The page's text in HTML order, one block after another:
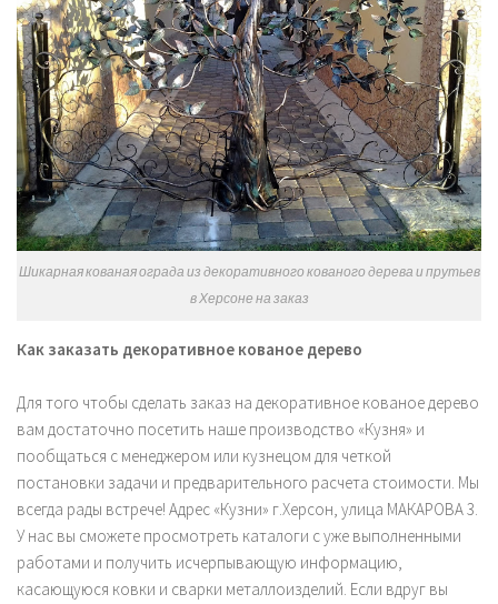
Шикарная кованая ограда из декоративного кованого дерева и прутьев
в Херсоне на заказ
Как заказать декоративное кованое дерево
Для того чтобы сделать заказ на декоративное кованое дерево
вам достаточно посетить наше производство «Кузня» и
пообщаться с менеджером или кузнецом для четкой
постановки задачи и предварительного расчета стоимости. Мы
всегда рады встрече! Адрес «Кузни» г.Херсон, улица МАКАРОВА 3.
У нас вы сможете просмотреть каталоги с уже выполненными
работами и получить исчерпывающую информацию,
касающуюся ковки и сварки металлоизделий. Если вдруг вы